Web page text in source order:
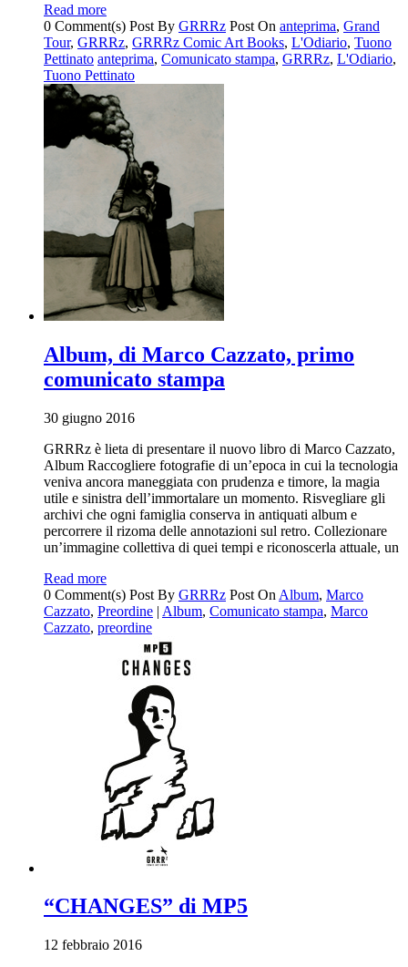
Read more
0 Comment(s) Post By GRRRz Post On anteprima, Grand
Tour, GRRRz, GRRRz Comic Art Books, L'Odiario, Tuono
Pettinato anteprima, Comunicato stampa, GRRRz, L'Odiario,
Tuono Pettinato
Album, di Marco Cazzato, primo
comunicato stampa
30 giugno 2016
GRRRz è lieta di presentare il nuovo libro di Marco Cazzato,
Album Raccogliere fotografie di un’epoca in cui la tecnologia
veniva ancora maneggiata con prudenza e timore, la magia
utile e sinistra dell’immortalare un momento. Risvegliare gli
archivi che ogni famiglia conserva in antiquati album e
percorrere il rizoma delle annotazioni sul retro. Collezionare
un’immagine collettiva di quei tempi e riconoscerla attuale, un
Read more
0 Comment(s) Post By GRRRz Post On Album, Marco
Cazzato, Preordine | Album, Comunicato stampa, Marco
Cazzato, preordine
“CHANGES” di MP5
12 febbraio 2016